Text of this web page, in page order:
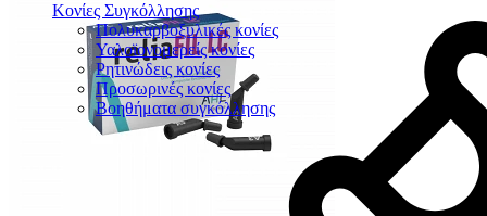
Κονίες Συγκόλλησης
Πολυκαρβοξυλικές κονίες
Υαλοϊονομερείς κονίες
Ρητινώδεις κονίες
Προσωρινές κονίες
Βοηθήματα συγκόλλησης